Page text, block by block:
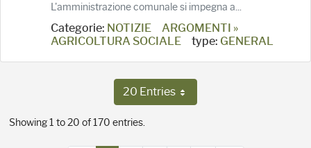
L'amministrazione comunale si impegna a...
Categorie: NOTIZIE
ARGOMENTI »
AGRICOLTURA SOCIALE
type: GENERAL
20 EntriesPer Page
Showing 1 to 20 of 170 entries.